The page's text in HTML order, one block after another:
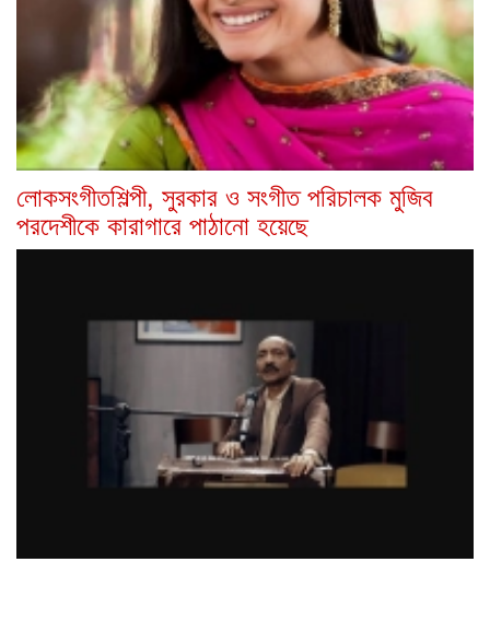
লোকসংগীতশিল্পী, সুরকার ও সংগীত পরিচালক মুজিব
পরদেশীকে কারাগারে পাঠানো হয়েছে